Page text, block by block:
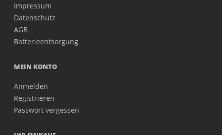
Impressum
Datenschutz
AGB
Batterieentsorgung
MEIN KONTO
Anmelden
Registrieren
Passwort vergessen